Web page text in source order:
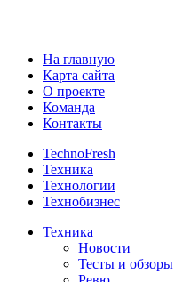
На главную
Карта сайта
О проекте
Команда
Контакты
TechnoFresh
Техника
Технологии
Технобизнес
Техника
Новости
Тесты и обзоры